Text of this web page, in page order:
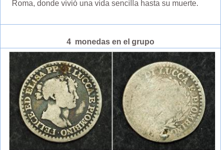
Roma, donde vivió una vida sencilla hasta su muerte.
4 monedas en el grupo